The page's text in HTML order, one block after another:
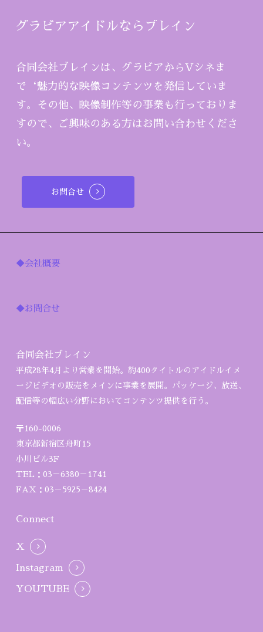
グラビアアイドルならブレイン
合同会社ブレインは、グラビアからVシネま
で‘魅力的な映像コンテンツを発信していま
す。その他、映像制作等の事業も行っておりま
すので、ご興味のある方はお問い合わせくださ
い。
お問合せ
◆会社概要
◆お問合せ
合同会社ブレイン
平成28年4月より営業を開始。約400タイトルのアイドルイメ
ージビデオの販売をメインに事業を展開。パッケージ、放送、
配信等の幅広い分野においてコンテンツ提供を行う。
〒160-0006
東京都新宿区舟町15
小川ビル3F
TEL：03－6380－1741
FAX：03－5925－8424
Connect
X
Instagram
YOUTUBE